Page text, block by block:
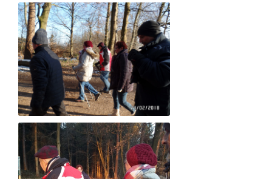
AUF DER WANDERUNG
AUF DER WANDERUNG